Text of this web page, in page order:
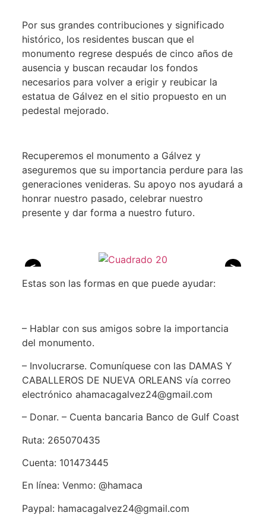
Por sus grandes contribuciones y significado
histórico, los residentes buscan que el
monumento regrese después de cinco años de
ausencia y buscan recaudar los fondos
necesarios para volver a erigir y reubicar la
estatua de Gálvez en el sitio propuesto en un
pedestal mejorado.
Recuperemos el monumento a Gálvez y
aseguremos que su importancia perdure para las
generaciones venideras. Su apoyo nos ayudará a
honrar nuestro pasado, celebrar nuestro
presente y dar forma a nuestro futuro.
<
>
Estas son las formas en que puede ayudar:
– Hablar con sus amigos sobre la importancia
del monumento.
– Involucrarse. Comuníquese con las DAMAS Y
CABALLEROS DE NUEVA ORLEANS vía correo
electrónico ahamacagalvez24@gmail.com
– Donar. – Cuenta bancaria Banco de Gulf Coast
Ruta: 265070435
Cuenta: 101473445
En línea: Venmo: @hamaca
Paypal: hamacagalvez24@gmail.com